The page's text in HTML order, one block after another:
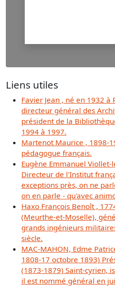
Liens utiles
Favier Jean , né en 1932
directeur général des
président de la
1994 à 1997.
Martenot Maurice , 1898-
pédagogue français.
Eugène Emmanuel
Directeur de l'Institut
exceptions près, on ne
on en parle - qu'avec
Haxo François Benoît ,
(Meurthe-et-Moselle),
grands ingénieurs
siècle.
MAC-MAHON, Edme
1808-17 octobre 1893)
(1873-1879) Saint-cyrien,
il est nommé général en